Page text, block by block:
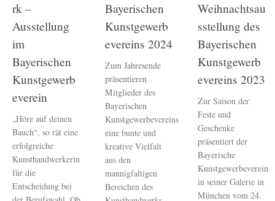
rk –
Ausstellung
im
Bayerischen
Kunstgewerb
everein
„Höre auf deinen
Bauch“, so rät eine
erfolgreiche
Kunsthandwerkerin
für die
Entscheidung bei
Bayerischen
Kunstgewerb
evereins 2024
Zum Jahresende
präsentieren
Mitglieder des
Bayerischen
Kunstgewerbevereins
eine bunte und
kreative Vielfalt
aus den
mannigfaltigen
Bereichen des
Weihnachtsau
sstellung des
Bayerischen
Kunstgewerb
evereins 2023
Zur Saison der
Feste und
Geschenke
präsentiert der
Bayerische
Kunstgewerbeverein
in seiner Galerie in
München vom 24.